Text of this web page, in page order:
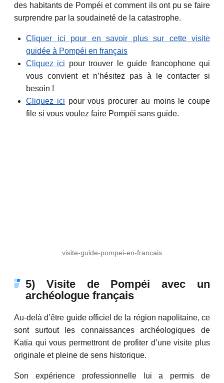
des habitants de Pompéi et comment ils ont pu se faire
surprendre par la soudaineté de la catastrophe.
Cliquer ici pour en savoir plus sur cette visite
guidée à Pompéi en français
Cliquez ici pour trouver le guide francophone qui
vous convient et n’hésitez pas à le contacter si
besoin !
Cliquez ici pour vous procurer au moins le coupe
file si vous voulez faire Pompéi sans guide.
visite-guide-pompei-en-francais
5) Visite de Pompéi avec un
archéologue français
Au-delà d’être guide officiel de la région napolitaine, ce
sont surtout les connaissances archéologiques de
Katia qui vous permettront de profiter d’une visite plus
originale et pleine de sens historique.
Son expérience professionnelle lui a permis de